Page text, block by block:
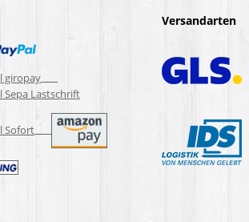
Versandarten